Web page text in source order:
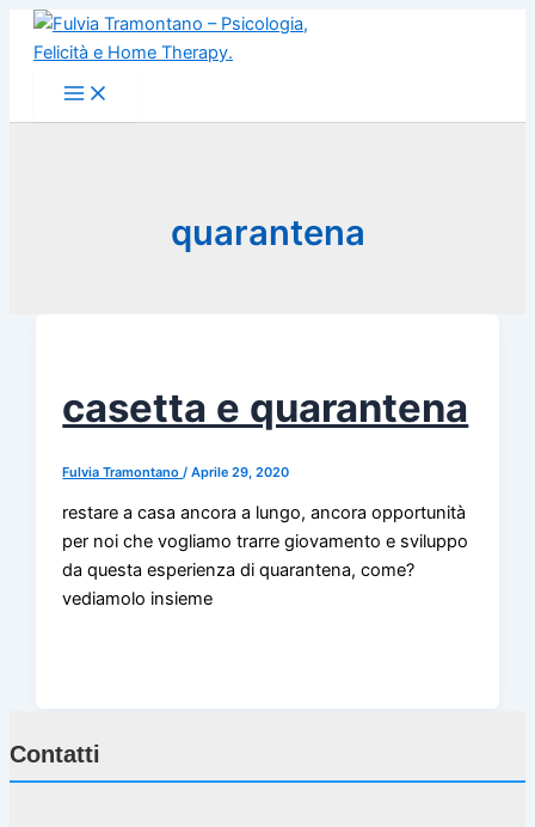
quarantena
casetta e quarantena
Fulvia Tramontano/Aprile 29, 2020
restare a casa ancora a lungo, ancora opportunità
per noi che vogliamo trarre giovamento e sviluppo
da questa esperienza di quarantena, come?
vediamolo insieme
Contatti